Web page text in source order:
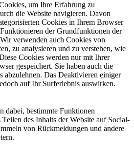
um Ihre Erfahrung zu
die Website navigieren. Davon
Cookies in Ihrem Browser
der Grundfunktionen der
verwenden auch Cookies von
zu analysieren und zu verstehen, wie
Cookies werden nur mit Ihrer
gespeichert. Sie haben auch die
abzulehnen. Das Deaktivieren einiger
auf Ihr Surferlebnis auswirken.
dabei, bestimmte Funktionen
des Inhalts der Website auf Social-
von Rückmeldungen und andere